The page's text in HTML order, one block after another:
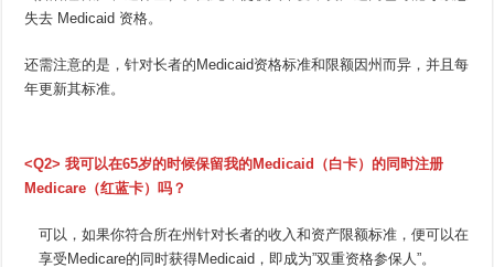
失去 Medicaid 资格。
还需注意的是，针对长者的Medicaid资格标准和限额因州而异，并且每
年更新其标准。
<Q2> 我可以在65岁的时候保留我的Medicaid（白卡）的同时注册
Medicare（红蓝卡）吗？
可以，如果你符合所在州针对长者的收入和资产限额标准，便可以在
享受Medicare的同时获得Medicaid，即成为”双重资格参保人”。